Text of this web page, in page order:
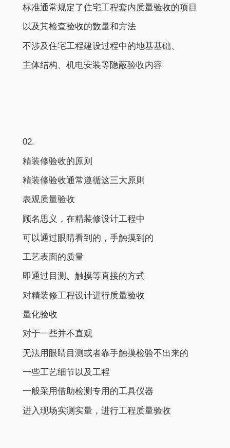
标准通常规定了住宅工程套内质量验收的项目
以及其检查验收的数量和方法
不涉及住宅工程建设过程中的地基基础、
主体结构、机电安装等隐蔽验收内容
02.
精装修验收的原则
精装修验收通常遵循这三大原则
表观质量验收
顾名思义，在精装修设计工程中
可以通过眼睛看到的，手触摸到的
工艺表面的质量
即通过目测、触摸等直接的方式
对精装修工程设计进行质量验收
量化验收
对于一些并不直观
无法用眼睛目测或者靠手触摸检验不出来的
一些工艺细节以及工程
一般采用借助检测专用的工具仪器
进入现场实测实量，进行工程质量验收